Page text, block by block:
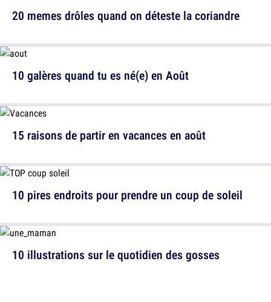
10 galères quand tu es né(e) en Août
10 pires endroits pour prendre un coup de soleil
20 memes drôles quand on déteste la coriandre
15 raisons de partir en vacances en août
10 illustrations sur le quotidien des gosses